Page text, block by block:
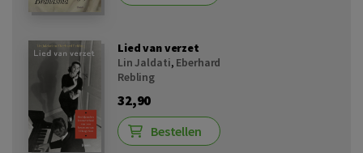
Lied van verzet
Lin Jaldati, Eberhard
Rebling
32,90
Bestellen